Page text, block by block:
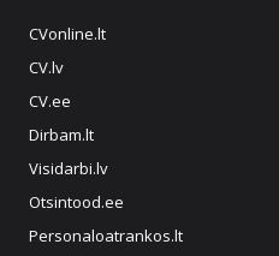
CVonline.lt
CV.lv
CV.ee
Dirbam.lt
Visidarbi.lv
Otsintood.ee
Personaloatrankos.lt